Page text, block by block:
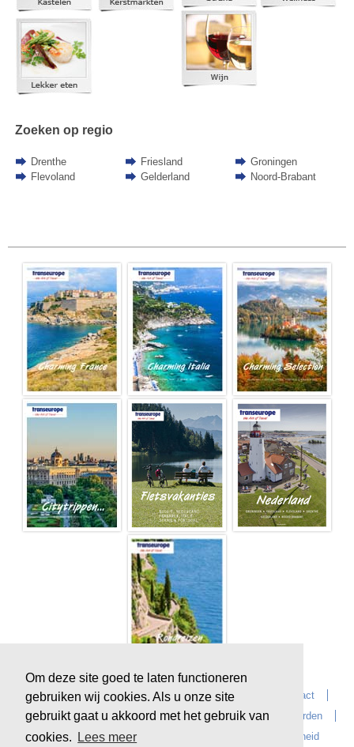
Om deze site goed te laten functioneren
gebruiken wij cookies. Als u onze site
gebruikt gaat u akkoord met het gebruik van
cookies.
Lees meer
Zoeken op regio
Drenthe
Flevoland
Friesland
Gelderland
Groningen
Noord-Brabant
Home Over Transeurope Vacatures
Contact
Vragen?
Reiskantoren Extras
Reisvoorwaarden
Reisverzekeringen
Duurzaamheid